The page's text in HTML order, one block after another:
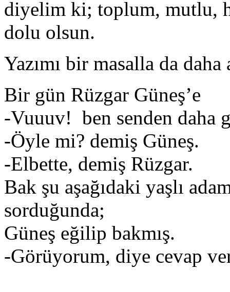
diyelim ki; toplum, mutlu,
dolu olsun.
Yazımı bir masalla da
Bir gün Rüzgar Güneş’e
-Vuuuv! ben senden daha
-Öyle mi? demiş Güneş.
-Elbette, demiş Rüzgar.
Bak şu aşağıdaki yaşlı
sorduğunda;
Güneş eğilip bakmış.
-Görüyorum, diye cevap